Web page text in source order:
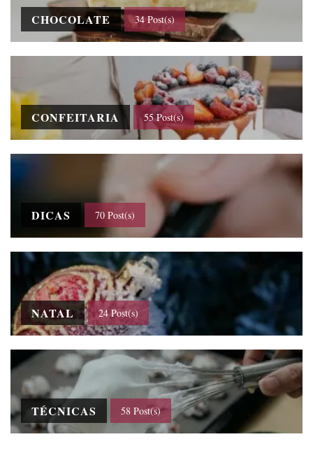
CHOCOLATE 34 Post(s)
CONFEITARIA 55 Post(s)
DICAS 70 Post(s)
NATAL 24 Post(s)
TÉCNICAS 58 Post(s)